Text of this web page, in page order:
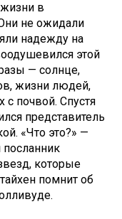
жизни в
не ожидали
надежду на
этой
— солнце,
жизни людей,
с почвой. Спустя
представитель
«Что это?» —
посланник
которые
помнит об